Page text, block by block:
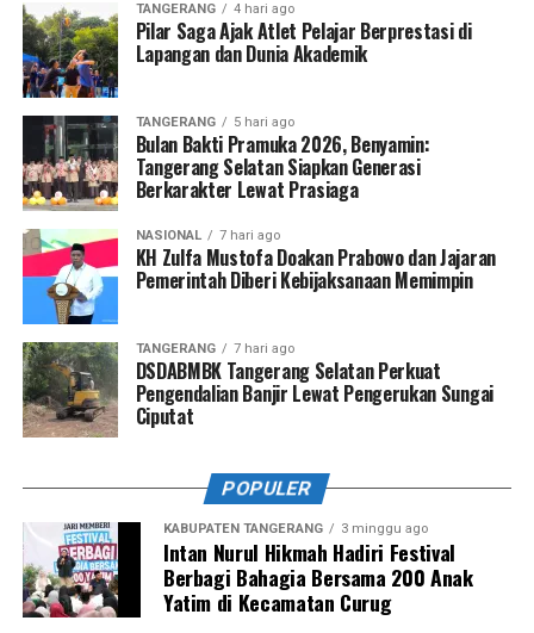
TANGERANG 4 hari ago
Pilar Saga Ajak Atlet Pelajar Berprestasi di
Lapangan dan Dunia Akademik
TANGERANG 5 hari ago
Bulan Bakti Pramuka 2026, Benyamin:
Tangerang Selatan Siapkan Generasi
Berkarakter Lewat Prasiaga
NASIONAL 7 hari ago
KH Zulfa Mustofa Doakan Prabowo dan Jajaran
Pemerintah Diberi Kebijaksanaan Memimpin
TANGERANG 7 hari ago
DSDABMBK Tangerang Selatan Perkuat
Pengendalian Banjir Lewat Pengerukan Sungai
Ciputat
POPULER
KABUPATEN TANGERANG 3 minggu ago
Intan Nurul Hikmah Hadiri Festival
Berbagi Bahagia Bersama 200 Anak
Yatim di Kecamatan Curug